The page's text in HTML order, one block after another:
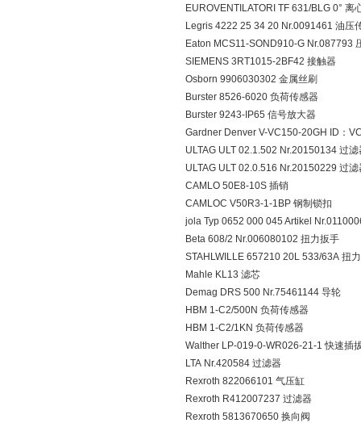
EUROVENTILATORI TF 631/BLG 0° 离
Legris 4222 25 34 20 Nr.0091461 油压
Eaton MCS11-SOND910-G Nr.087793
SIEMENS 3RT1015-2BF42 接触器
Osborn 9906030302 金属丝刷
Burster 8526-6020 负荷传感器
Burster 9243-IP65 信号放大器
Gardner Denver V-VC150-20GH ID：
ULTAG ULT 02.1.502 Nr.20150134 过滤
ULTAG ULT 02.0.516 Nr.20150229 过滤
CAMLO 50E8-10S 插销
CAMLOC V50R3-1-1BP 钢制锁扣
jola Typ 0652 000 045 Artikel
Beta 608/2 Nr.006080102 扭力扳手
STAHLWILLE 657210 20L 533/63A 扭
Mahle KL13 滤芯
Demag DRS 500 Nr.75461144 导轮
HBM 1-C2/500N 负荷传感器
HBM 1-C2/1KN 负荷传感器
Walther LP-019-0-WR026-21-1 快速插
LTA Nr.420584 过滤器
Rexroth 822066101 气压缸
Rexroth R412007237 过滤器
Rexroth 5813670650 换向阀